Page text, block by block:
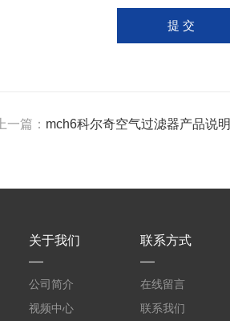
上一篇： mch6科尔奇空气过滤器产品说明
关于我们
公司简介
视频中心
联系方式
在线留言
联系我们